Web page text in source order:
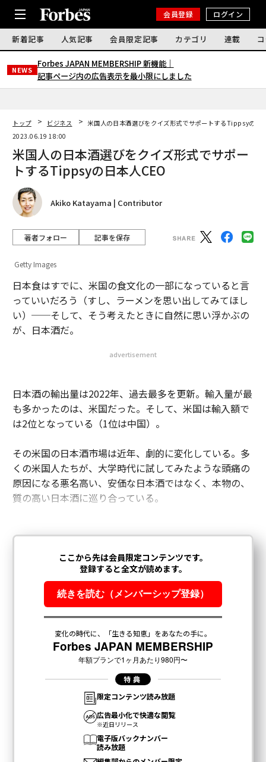
会員登録 ログイン
新着記事 人気記事 会員限定記事 カテゴリ 連載
NEWS
Forbes JAPAN MEMBERSHIP 新機能｜
記事ページ内の広告表示を最小限にしました
トップ ビジネス
米国人の日本酒選びをクイズ形式でサポートするTippsyの日
2023.06.19 18:00
米国人の日本酒選びをクイズ形式でサポー
トするTippsyの日本人CEO
Akiko Katayama | Contributor
著者フォロー 記事を保存
Getty Images
日本食はすでに、米国の食文化の一部になっていると言
っていいだろう（すし、ラーメンを思い出してみてほし
い）──そして、そう考えたときに自然に思い浮かぶの
が、日本酒だ。
advertisement
日本酒の輸出量は2022年、過去最多を更新。輸入量が最
も多かったのは、米国だった。そして、米国は輸入額で
は2位となっている（1位は中国）。
その米国の日本酒市場は近年、劇的に変化している。多
くの米国人たちが、大学時代に試してみたような頭痛の
原因になる悪名高い、安価な日本酒ではなく、本物の、
質の高い日本酒に巡り合っている。